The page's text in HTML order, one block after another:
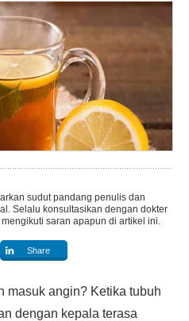
sudut pandang penulis dan
Selalu konsultasikan dengan dokter
saran apapun di artikel ini.
Share
masuk angin? Ketika tubuh
dengan kepala terasa